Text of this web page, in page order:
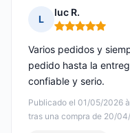
L
luc R.
Nota: 5 de 5
Publicado el 01/05/2026
tras una compra de 20/
Varios pedidos y
pedido hasta la
confiable y serio.